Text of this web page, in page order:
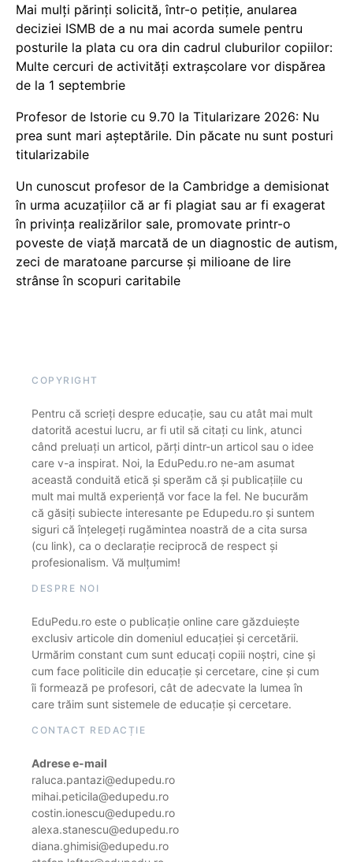
Mai mulți părinți solicită, într-o petiție, anularea
deciziei ISMB de a nu mai acorda sumele pentru
posturile la plata cu ora din cadrul cluburilor copiilor:
Multe cercuri de activități extrașcolare vor dispărea
de la 1 septembrie
Profesor de Istorie cu 9.70 la Titularizare 2026: Nu
prea sunt mari așteptările. Din păcate nu sunt posturi
titularizabile
Un cunoscut profesor de la Cambridge a demisionat
în urma acuzațiilor că ar fi plagiat sau ar fi exagerat
în privința realizărilor sale, promovate printr-o
poveste de viață marcată de un diagnostic de autism,
zeci de maratoane parcurse și milioane de lire
strânse în scopuri caritabile
COPYRIGHT
Pentru că scrieți despre educație, sau cu atât mai mult
datorită acestui lucru, ar fi util să citați cu link, atunci
când preluați un articol, părți dintr-un articol sau o idee
care v-a inspirat. Noi, la EduPedu.ro ne-am asumat
această conduită etică și sperăm că și publicațiile cu
mult mai multă experiență vor face la fel. Ne bucurăm
că găsiți subiecte interesante pe Edupedu.ro și suntem
siguri că înțelegeți rugămintea noastră de a cita sursa
(cu link), ca o declarație reciprocă de respect și
profesionalism. Vă mulțumim!
DESPRE NOI
EduPedu.ro este o publicație online care găzduiește
exclusiv articole din domeniul educației și cercetării.
Urmărim constant cum sunt educați copiii noștri, cine și
cum face politicile din educație și cercetare, cine și cum
îi formează pe profesori, cât de adecvate la lumea în
care trăim sunt sistemele de educație și cercetare.
CONTACT REDACȚIE
Adrese e-mail
raluca.pantazi@edupedu.ro
mihai.peticila@edupedu.ro
costin.ionescu@edupedu.ro
alexa.stanescu@edupedu.ro
diana.ghimisi@edupedu.ro